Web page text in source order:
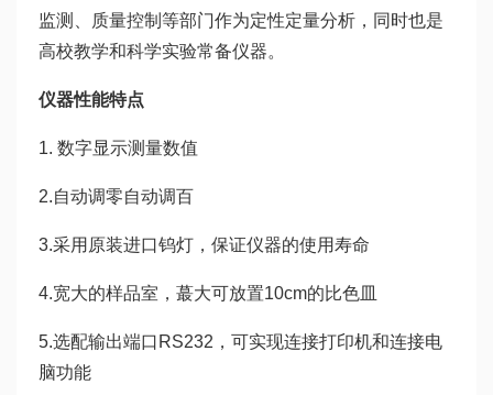
监测、质量控制等部门作为定性定量分析，同时也是
高校教学和科学实验常备仪器。
仪器性能特点
1. 数字显示测量数值
2.自动调零自动调百
3.采用原装进口钨灯，保证仪器的使用寿命
4.宽大的样品室，蕞大可放置10cm的比色皿
5.选配输出端口RS232，可实现连接打印机和连接电
脑功能